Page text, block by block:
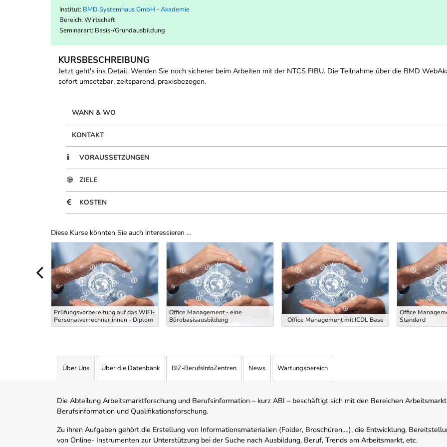
Institut: BMD Systemhaus GmbH - Akademie
Bereich: Wirtschaft
Seminarart: Basis-/Grundausbildung
KURSBESCHREIBUNG
Jetzt geht's ins Detail. Werden Sie noch sicherer beim Arbeiten mit der NTCS FIBU. Die Teilnahme über die BMD
sofort umsetzbar, zeitsparend, praxisbezogen.
WANN & WO
KONTAKT
VORAUSSETZUNGEN
ZIELE
KOSTEN
Diese Kurse könnten Sie auch interessieren ...
Uber Weiterbildungsvorschläge
Prüfungsvorbereitung auf das WIFI-
Personalverrechner:innen - Diplom
Office Management - eine
Bürobasisausbildung
Office Management mit ICDL Base
Office
Standard
Über Uns Über die Datenbank BIZ-BerufsInfoZentren News Wartungsbereich
Die Abteilung Arbeitsmarktforschung und Berufsinformation – kurz ABI – beschäftigt sich mit den Bereichen
Berufsinformation und Qualifikationsforschung.
Zu ihren Aufgaben gehört die Erstellung von Informationsmaterialien (Folder, Broschüren,…), die Entwicklung,
von Online- Instrumenten zur Unterstützung bei der Suche nach Ausbildung, Beruf, Trends am Arbeitsmarkt, etc.